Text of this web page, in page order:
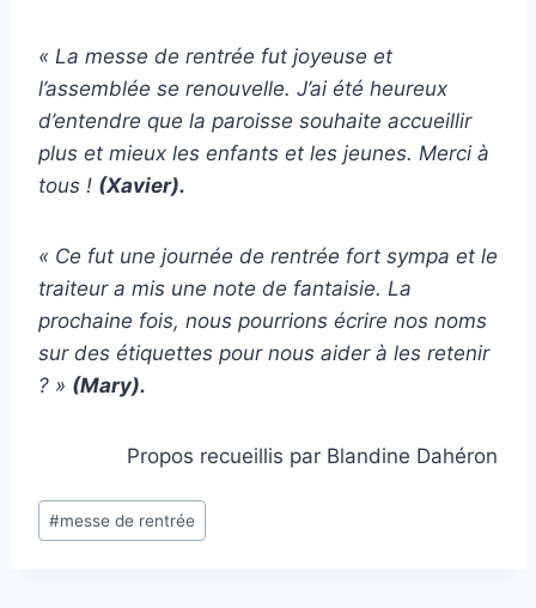
« La messe de rentrée fut joyeuse et
l’assemblée se renouvelle. J’ai été heureux
d’entendre que la paroisse souhaite accueillir
plus et mieux les enfants et les jeunes. Merci à
tous ! (Xavier).
« Ce fut une journée de rentrée fort sympa et le
traiteur a mis une note de fantaisie. La
prochaine fois, nous pourrions écrire nos noms
sur des étiquettes pour nous aider à les retenir
? » (Mary).
Propos recueillis par Blandine Dahéron
Étiquettes
de
#messe de rentrée